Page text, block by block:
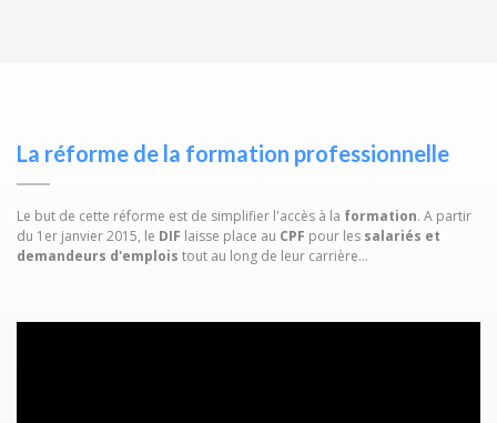
La réforme de la formation professionnelle
Le but de cette réforme est de simplifier l'accès à la formation. A partir
du 1er janvier 2015, le DIF laisse place au CPF pour les salariés et
demandeurs d'emplois tout au long de leur carrière...